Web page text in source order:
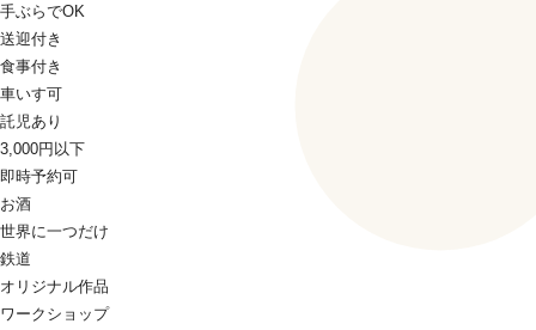
手ぶらでOK
送迎付き
食事付き
車いす可
託児あり
3,000円以下
即時予約可
お酒
世界に一つだけ
鉄道
オリジナル作品
ワークショップ